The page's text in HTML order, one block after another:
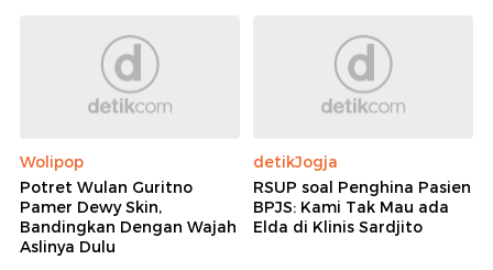
Wolipop
Potret Wulan Guritno
Pamer Dewy Skin,
Bandingkan Dengan Wajah
Aslinya Dulu
detikJogja
RSUP soal Penghina Pasien
BPJS: Kami Tak Mau ada
Elda di Klinis Sardjito